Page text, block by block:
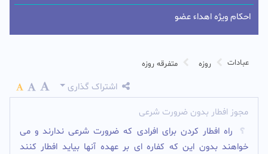
عبادات روزه متفرقه روزه
اشتراک گذاری
مجوز افطار بدون ضرورت شرعی
راه افطار کردن برای افرادی که ضرورت شرعی ندارند و می
خواهند بدون این که کفاره ای بر عهده آنها بیاید افطار کنند
احکام ویژه اهداء عضو